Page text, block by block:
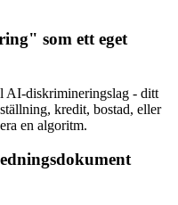
som ett eget
AI-diskrimineringslag - ditt
kredit, bostad, eller
en algoritm.